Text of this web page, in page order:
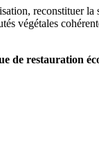
reconstituer
végétales
de restauration